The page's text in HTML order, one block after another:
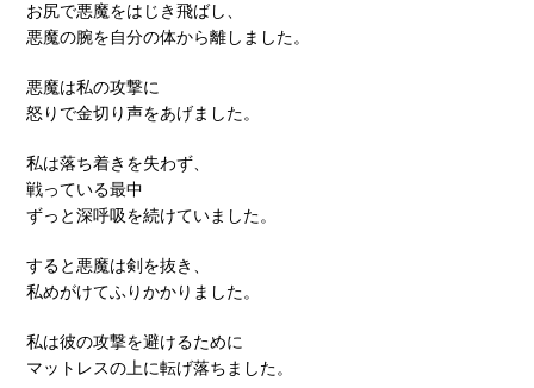
お尻で悪魔をはじき飛ばし、
悪魔の腕を自分の体から離しました。
悪魔は私の攻撃に
怒りで金切り声をあげました。
私は落ち着きを失わず、
戦っている最中
ずっと深呼吸を続けていました。
すると悪魔は剣を抜き、
私めがけてふりかかりました。
私は彼の攻撃を避けるために
マットレスの上に転げ落ちました。